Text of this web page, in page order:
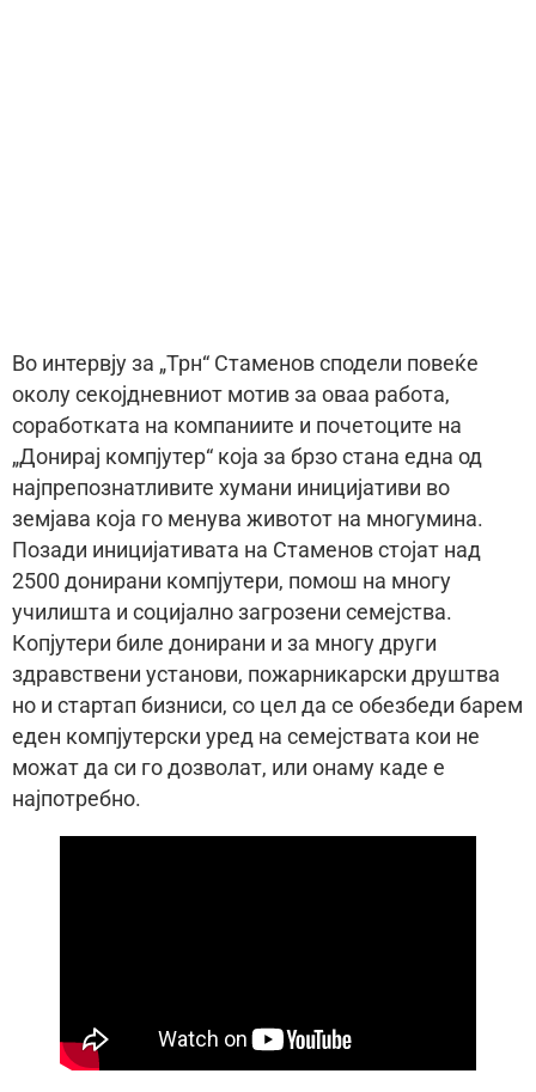
Во интервју за „Трн“ Стаменов сподели повеќе
околу секојдневниот мотив за оваа работа,
соработката на компаниите и почетоците на
„Донирај компјутер“ која за брзо стана една од
најпрепознатливите хумани иницијативи во
земјава која го менува животот на многумина.
Позади иницијативата на Стаменов стојат над
2500 донирани компјутери, помош на многу
училишта и социјално загрозени семејства.
Копјутери биле донирани и за многу други
здравствени установи, пожарникарски друштва
но и стартап бизниси, со цел да се обезбеди барем
еден компјутерски уред на семејствата кои не
можат да си го дозволат, или онаму каде е
најпотребно.